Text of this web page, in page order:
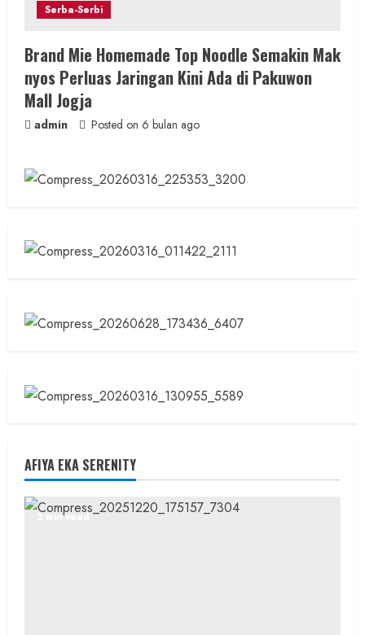
Serba-Serbi
Brand Mie Homemade Top Noodle Semakin Mak
nyos Perluas Jaringan Kini Ada di Pakuwon
Mall Jogja
admin Posted on 6 bulan ago
AFIYA EKA SERENITY
2 min read